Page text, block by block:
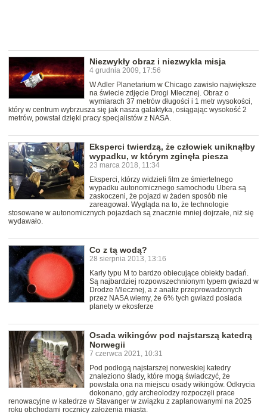
Niezwykły obraz i niezwykła misja
4 grudnia 2009, 17:56
W Adler Planetarium w Chicago zawisło największe
na świecie zdjęcie Drogi Mlecznej. Obraz o
wymiarach 37 metrów długości i 1 metr wysokości,
który w centrum wybrzusza się jak nasza galaktyka, osiągając wysokość 2
metrów, powstał dzięki pracy specjalistów z NASA.
Eksperci twierdzą, że człowiek uniknąłby
wypadku, w którym zginęła piesza
23 marca 2018, 11:34
Eksperci, którzy widzieli film ze śmiertelnego
wypadku autonomicznego samochodu Ubera są
zaskoczeni, że pojazd w żaden sposób nie
zareagował. Wygląda na to, że technologie
stosowane w autonomicznych pojazdach są znacznie mniej dojrzałe, niż się
wydawało.
Co z tą wodą?
28 sierpnia 2013, 13:16
Karły typu M to bardzo obiecujące obiekty badań.
Są najbardziej rozpowszechnionym typem gwiazd w
Drodze Mlecznej, a z analiz przeprowadzonych
przez NASA wiemy, że 6% tych gwiazd posiada
planety w ekosferze
Osada wikingów pod najstarszą katedrą
Norwegii
7 czerwca 2021, 10:31
Pod podłogą najstarszej norweskiej katedry
znaleziono ślady, które mogą świadczyć, że
powstała ona na miejscu osady wikingów. Odkrycia
dokonano, gdy archeolodzy rozpoczęli prace
renowacyjne w katedrze w Stavanger w związku z zaplanowanymi na 2025
roku obchodami rocznicy założenia miasta.